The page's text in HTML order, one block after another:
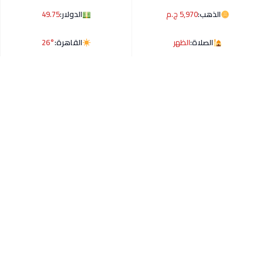
الذهب:5,970 ج.م الدولار:49.75
الصلاة:الظهر القاهرة:26°